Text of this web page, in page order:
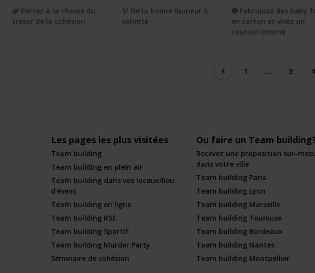
🌿 Partez à la chasse du
trésor de la cohésion
🎈 De la bonne humeur à
volonté
⚽️ Fabriquez des baby
en carton et vivez un
tournoi interne
1 … 3 4
Les pages les plus visitées
Team building
Team building en plein air
Team building dans vos locaux/lieu
d’évent
Team building en ligne
Team building RSE
Team building Sportif
Team building Murder Party
Séminaire de cohésion
Ou faire un Team
Recevez une proposition sur-
dans votre ville
Team building Paris
Team building Lyon
Team building Marseille
Team building Toulouse
Team building Bordeaux
Team building Nantes
Team building Montpellier